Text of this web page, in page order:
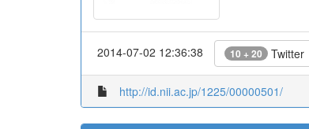
2014-07-02 12:36:38 10 + 20 Twitter
http://id.nii.ac.jp/1225/00000501/